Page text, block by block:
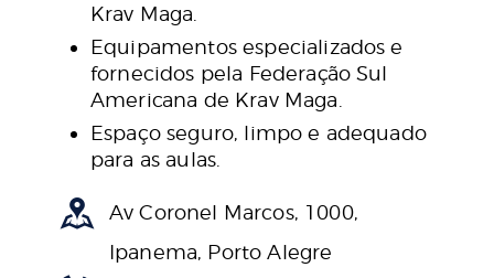
Krav Maga.
Equipamentos especializados e
fornecidos pela Federação Sul
Americana de Krav Maga.
Espaço seguro, limpo e adequado
para as aulas.
Av Coronel Marcos, 1000,
Ipanema, Porto Alegre